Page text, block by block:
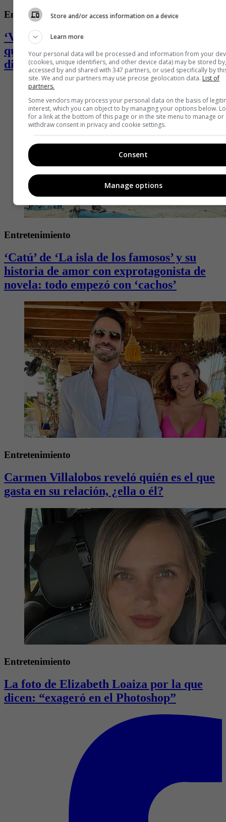
Entretenimiento
‘Valkyria’, ganadora del ‘Desafió’, se
quebró y desahogó en redes: pasa por
difícil momento
Entretenimiento
‘Catú’ de ‘La isla de los famosos’ y su
historia de amor con exprotagonista de
novela: todo empezó con ‘cachos’
Entretenimiento
Carmen Villalobos reveló quién es el que
gasta en su relación, ¿ella o él?
Entretenimiento
La foto de Elizabeth Loaiza por la que
dicen: “exageró en el Photoshop”
Store and/or access information on a device
Learn more
Your personal data will be processed and information from your
(cookies, unique identifiers, and other device data) may be stored by,
accessed by and shared with 347 partners, or used specifically by
site. We and our partners may use precise geolocation data. List of
partners.
Some vendors may process your personal data on the basis of
interest, which you can object to by managing your options below.
for a link at the bottom of this page or in the site menu to manage or
withdraw consent in privacy and cookie settings.
Consent
Manage options